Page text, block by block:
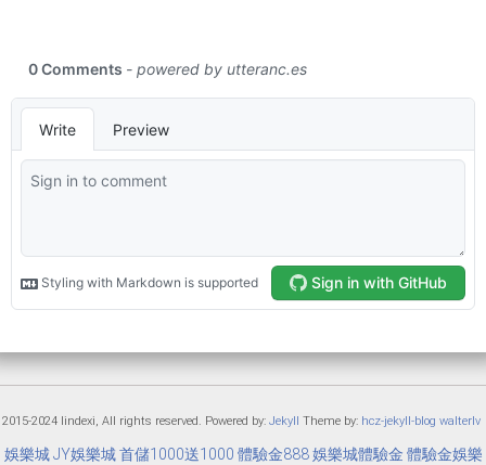
2015-2024 lindexi, All rights reserved. Powered by: Jekyll Theme by: hcz-jekyll-blog walterlv
娛樂城 JY娛樂城 首儲1000送1000 體驗金888 娛樂城體驗金 體驗金娛樂